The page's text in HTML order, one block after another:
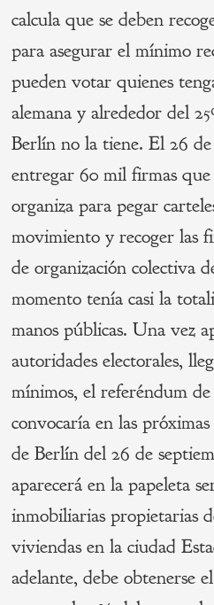
calcula que se deben
para asegurar el mínimo
pueden votar quienes
alemana y alrededor del
Berlín no la tiene. El 26
entregar 60 mil firmas
organiza para pegar
movimiento y recoger las
de organización colectiva
momento tenía casi la
manos públicas. Una vez
autoridades electorales,
mínimos, el referéndum
convocaría en las
de Berlín del 26 de
aparecerá en la papeleta
inmobiliarias propietarias
viviendas en la ciudad
adelante, debe obtenerse